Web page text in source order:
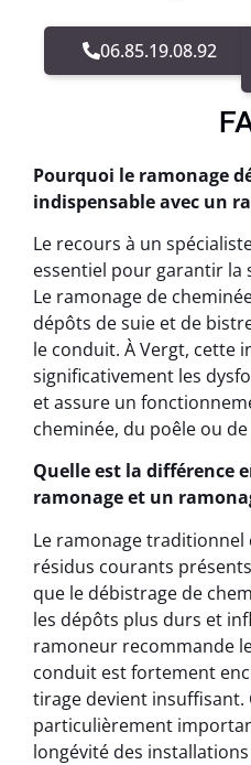
06.85.19.08.92
Pourquoi le ramonage
indispensable avec un
Le recours à un
essentiel pour garantir la
Le ramonage de
dépôts de suie et de
le conduit. À Vergt, cette
significativement les
et assure un
cheminée, du poêle ou
Quelle est la différence
ramonage et un
Le ramonage traditionnel
résidus courants
que le débistrage de
les dépôts plus durs et
ramoneur recommande
conduit est fortement
tirage devient
particulièrement
longévité des